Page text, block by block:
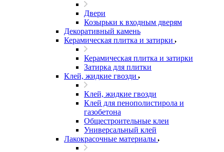
Двери
Козырьки к входным дверям
Декоративный камень
Керамическая плитка и затирки
Керамическая плитка и затирки
Затирка для плитки
Клей, жидкие гвозди
Клей, жидкие гвозди
Клей для пенополистирола и
газобетона
Общестроительные клеи
Универсальный клей
Лакокрасочные материалы